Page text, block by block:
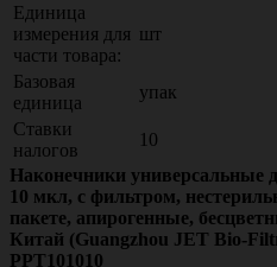
Единица
измерения для
части товара:
шт
Базовая
единица
упак
Ставки
налогов
10
Наконечники универсальные
10 мкл, с фильтром,
пакете, апирогенные,
Китай (Guangzhou JET Bio-
PPT101010